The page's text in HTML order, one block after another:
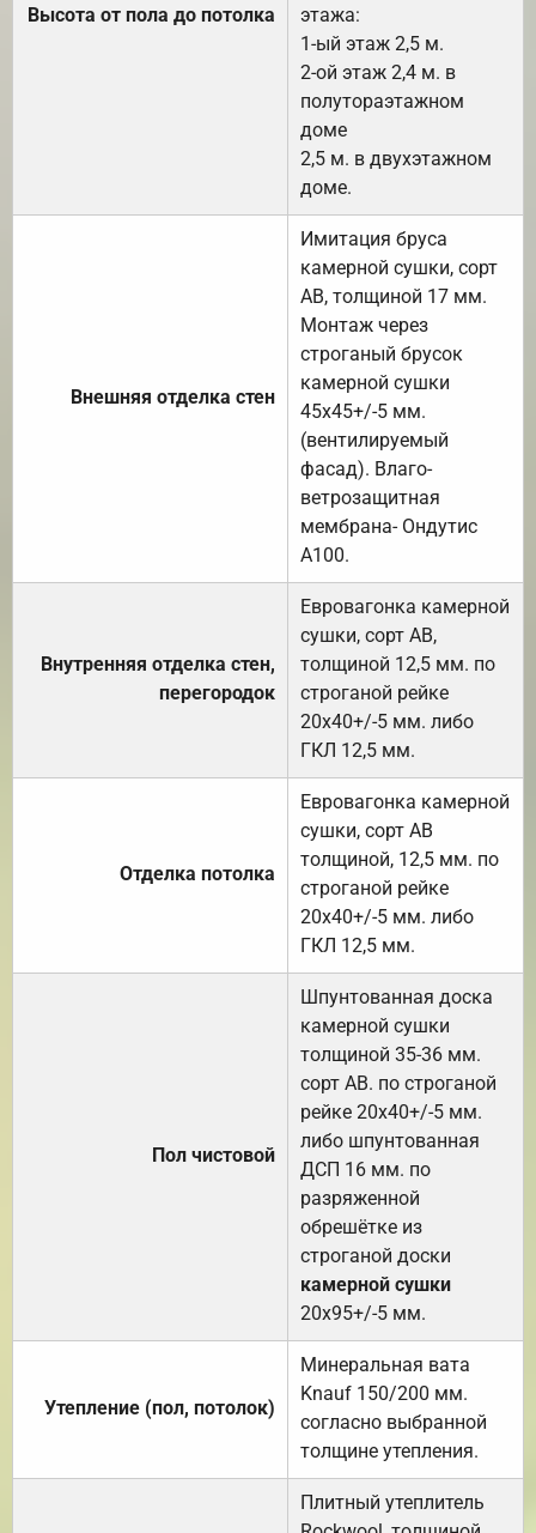
Высота от пола до потолка
этажа:
1-ый этаж 2,5 м.
2-ой этаж 2,4 м. в
полутораэтажном
доме
2,5 м. в двухэтажном
доме.
Внешняя отделка стен
Имитация бруса
камерной сушки, сорт
АВ, толщиной 17 мм.
Монтаж через
строганый брусок
камерной сушки
45х45+/-5 мм.
(вентилируемый
фасад). Влаго-
ветрозащитная
мембрана- Ондутис
А100.
Внутренняя отделка стен,
перегородок
Евровагонка камерной
сушки, сорт АВ,
толщиной 12,5 мм. по
строганой рейке
20х40+/-5 мм. либо
ГКЛ 12,5 мм.
Отделка потолка
Евровагонка камерной
сушки, сорт АВ
толщиной, 12,5 мм. по
строганой рейке
20х40+/-5 мм. либо
ГКЛ 12,5 мм.
Пол чистовой
Шпунтованная доска
камерной сушки
толщиной 35-36 мм.
сорт АВ. по строганой
рейке 20х40+/-5 мм.
либо шпунтованная
ДСП 16 мм. по
разряженной
обрешётке из
строганой доски
камерной сушки
20х95+/-5 мм.
Утепление (пол, потолок)
Минеральная вата
Knauf 150/200 мм.
согласно выбранной
толщине утепления.
Плитный утеплитель